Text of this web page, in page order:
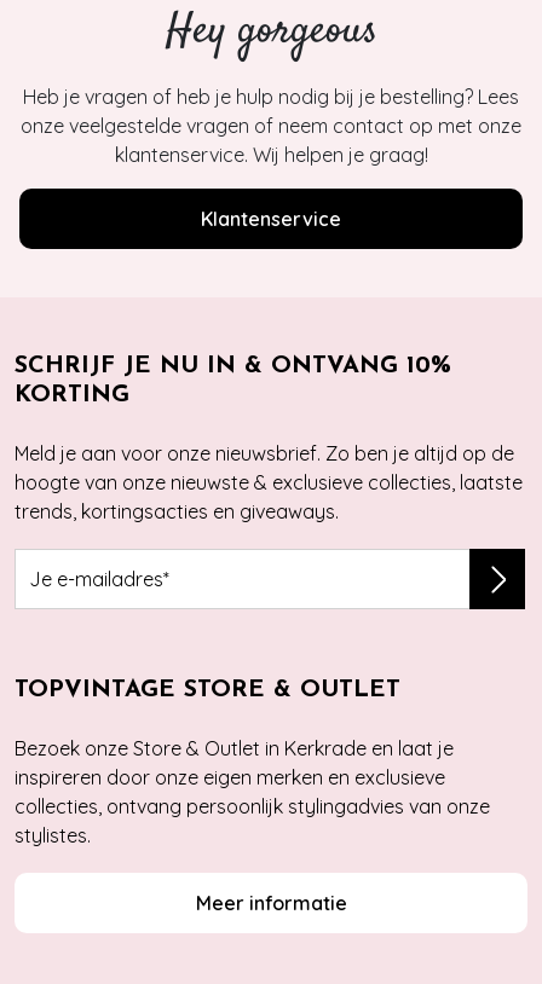
Hey gorgeous
Heb je vragen of heb je hulp nodig bij je bestelling? Lees
onze veelgestelde vragen of neem contact op met onze
klantenservice. Wij helpen je graag!
Klantenservice
SCHRIJF JE NU IN & ONTVANG 10%
KORTING
Meld je aan voor onze nieuwsbrief. Zo ben je altijd op de
hoogte van onze nieuwste & exclusieve collecties, laatste
trends, kortingsacties en giveaways.
TOPVINTAGE STORE & OUTLET
Bezoek onze Store & Outlet in Kerkrade en laat je
inspireren door onze eigen merken en exclusieve
collecties, ontvang persoonlijk stylingadvies van onze
stylistes.
Meer informatie